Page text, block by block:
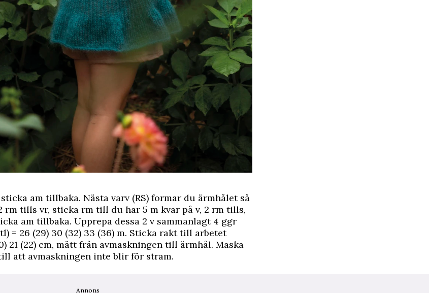
am tillbaka. Nästa varv (RS) formar du ärmhålet så
rm tills vr, sticka rm till du har 5 m kvar på v, 2 rm tills,
am tillbaka. Upprepa dessa 2 v sammanlagt 4 ggr
= 26 (29) 30 (32) 33 (36) m. Sticka rakt till arbetet
21 (22) cm, mätt från avmaskningen till ärmhål. Maska
att avmaskningen inte blir för stram.
Annons